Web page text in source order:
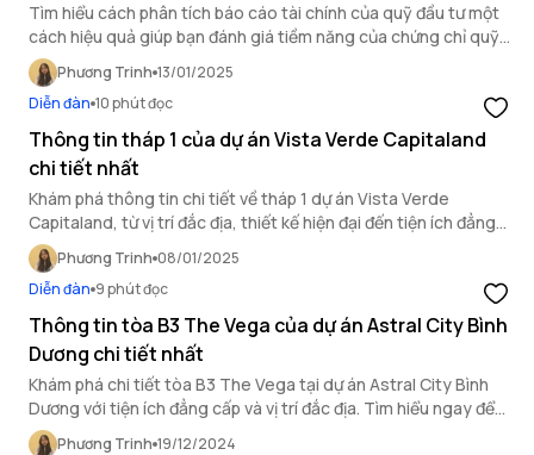
Tìm hiểu cách phân tích báo cáo tài chính của quỹ đầu tư một
cách hiệu quả giúp bạn đánh giá tiềm năng của chứng chỉ quỹ
và rủi ro của quỹ đầu tư một cách chính xác nhất.
Phương Trinh 13/01/2025
Diễn đàn 10 phút đọc
Thông tin tháp 1 của dự án Vista Verde Capitaland
chi tiết nhất
Khám phá thông tin chi tiết về tháp 1 dự án Vista Verde
Capitaland, từ vị trí đắc địa, thiết kế hiện đại đến tiện ích đẳng
cấp để không bỏ lỡ cơ hội sở hữu căn hộ lý tưởng này.
Phương Trinh 08/01/2025
Diễn đàn 9 phút đọc
Thông tin tòa B3 The Vega của dự án Astral City Bình
Dương chi tiết nhất
Khám phá chi tiết tòa B3 The Vega tại dự án Astral City Bình
Dương với tiện ích đẳng cấp và vị trí đắc địa. Tìm hiểu ngay để
không bỏ lỡ cơ hội sở hữu căn hộ lý tưởng này.
Phương Trinh 19/12/2024